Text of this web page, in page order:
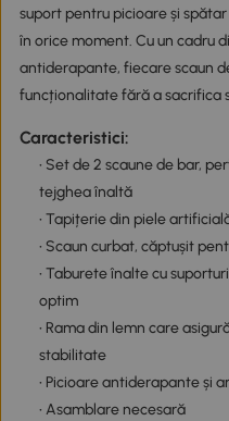
suport pentru picioare și
în orice moment. Cu un cadru
antiderapante, fiecare scaun
funcționalitate fără a sacrifica
Caracteristici:
• Set de 2 scaune de bar,
tejghea înaltă
• Tapițerie din piele
• Scaun curbat, căptușit
• Taburete înalte cu
optim
• Rama din lemn care
stabilitate
• Picioare antiderapante și
• Asamblare necesară